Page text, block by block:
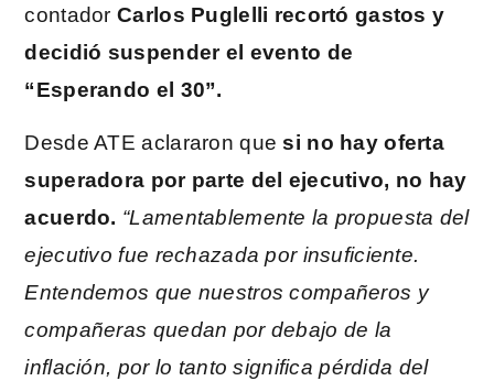
contadorCarlos Puglelli recortó gastos y
decidió suspender el evento de
“Esperando el 30”.
Desde ATE aclararon quesi no hay oferta
superadora por parte del ejecutivo, no hay
acuerdo. “Lamentablemente la propuesta del
ejecutivo fue rechazada por insuficiente.
Entendemos que nuestros compañeros y
compañeras quedan por debajo de la
inflación, por lo tanto significa pérdida del